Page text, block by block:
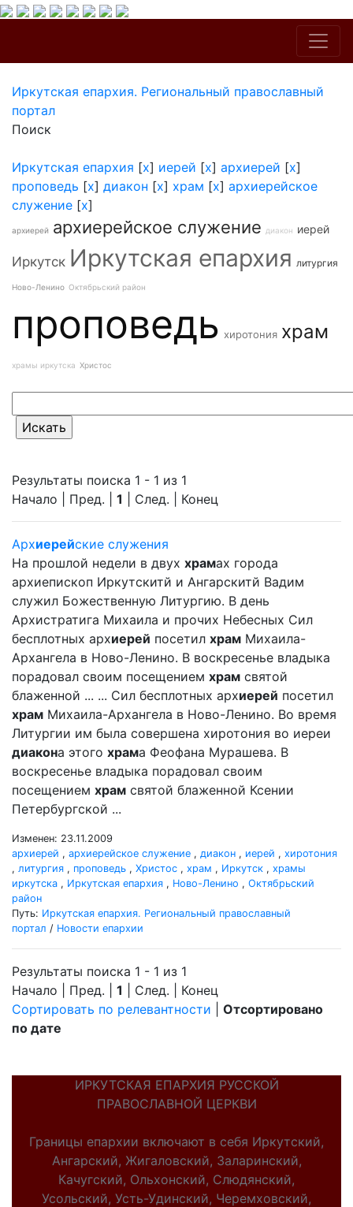
Иркутская епархия. Региональный православный
портал
Поиск
Иркутская епархия [x] иерей [x] архиерей [x]
проповедь [x] диакон [x] храм [x] архиерейское
служение [x]
архиерей архиерейское служение диакон иерей
Иркутск Иркутская епархия литургия
Ново-Ленино Октябрьский район
проповедь хиротония храм
храмы иркутска Христос
Результаты поиска 1 - 1 из 1
Начало | Пред. | 1 | След. | Конец
Архиерейские служения
На прошлой недели в двух храмах города
архиепископ Иркутскитй и Ангарскитй Вадим
служил Божественную Литургию. В день
Архистратига Михаила и прочих Небесных Сил
бесплотных архиерей посетил храм Михаила-
Архангела в Ново-Ленино. В воскресенье владыка
порадовал своим посещением храм святой
блаженной ... ... Сил бесплотных архиерей посетил
храм Михаила-Архангела в Ново-Ленино. Во время
Литургии им была совершена хиротония во иереи
диакона этого храма Феофана Мурашева. В
воскресенье владыка порадовал своим
посещением храм святой блаженной Ксении
Петербургской ...
Изменен: 23.11.2009
архиерей , архиерейское служение , диакон , иерей , хиротония
, литургия , проповедь , Христос , храм , Иркутск , храмы
иркутска , Иркутская епархия , Ново-Ленино , Октябрьский
район
Путь: Иркутская епархия. Региональный православный
портал / Новости епархии
Результаты поиска 1 - 1 из 1
Начало | Пред. | 1 | След. | Конец
Сортировать по релевантности
Отсортировано
по дате
ИРКУТСКАЯ ЕПАРХИЯ РУССКОЙ
ПРАВОСЛАВНОЙ ЦЕРКВИ
Границы епархии включают в себя Иркутский,
Ангарский, Жигаловский, Заларинский,
Качугский, Ольхонский, Слюдянский,
Усольский, Усть-Удинский, Черемховский,